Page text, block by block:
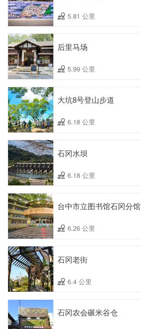
5.81 公里
后里马场
5.99 公里
大坑8号登山步道
6.18 公里
石冈水坝
6.18 公里
台中市立图书馆石冈分馆
6.26 公里
石冈老街
6.4 公里
石冈农会碾米谷仓